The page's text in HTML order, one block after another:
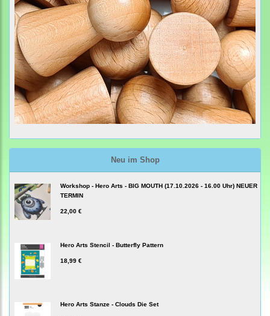
Neu im Shop
Workshop - Hero Arts - BIG MOUTH (17.10.2026 - 16.00 Uhr) NEUER
TERMIN
22,00 €
Hero Arts Stencil - Butterfly Pattern
18,99 €
Hero Arts Stanze - Clouds Die Set